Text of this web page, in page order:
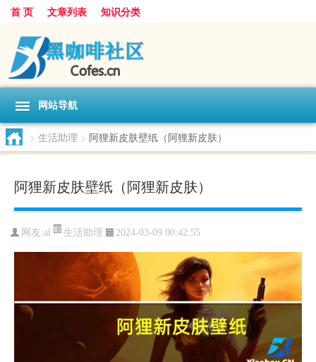
首 页 文章列表 知识分类
网站导航
> 生活助理 > 阿狸新皮肤壁纸（阿狸新皮肤）
阿狸新皮肤壁纸（阿狸新皮肤）
网友:al 生活助理 2024-03-09 00:42:55